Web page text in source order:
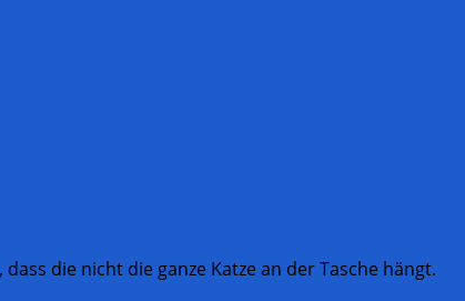
die nicht die ganze Katze an der Tasche hängt.